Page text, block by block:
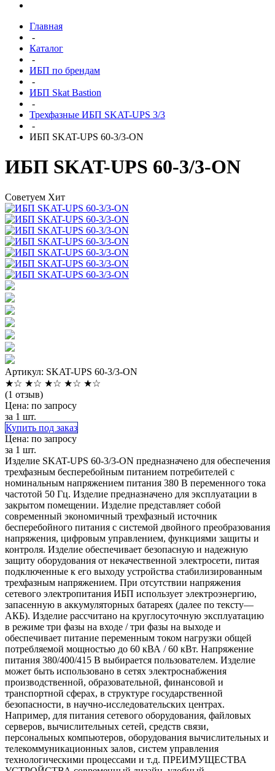
Главная
-
Каталог
-
ИБП по брендам
-
ИБП Skat Bastion
-
Трехфазные ИБП SKAT-UPS 3/3
-
ИБП SKAT-UPS 60-3/3-ON
ИБП SKAT-UPS 60-3/3-ON
Советуем Хит
Артикул: SKAT-UPS 60-3/3-ON
★☆ ★☆ ★☆ ★☆ ★☆
(1 отзыв)
Цена: по запросу
за 1 шт.
Купить под заказ
Цена: по запросу
за 1 шт.
Изделие SKAT-UPS 60-3/3-ON предназначено для обеспечения
трехфазным бесперебойным питанием потребителей с
номинальным напряжением питания 380 В переменного тока
частотой 50 Гц. Изделие предназначено для эксплуатации в
закрытом помещении. Изделие представляет собой
современный экономичный трехфазный источник
бесперебойного питания с системой двойного преобразования
напряжения, цифровым управлением, функциями защиты и
контроля. Изделие обеспечивает безопасную и надежную
защиту оборудования от некачественной электросети, питая
подключенные к его выходу устройства стабилизированным
трехфазным напряжением. При отсутствии напряжения
сетевого электропитания ИБП использует электроэнергию,
запасенную в аккумуляторных батареях (далее по тексту—
АКБ). Изделие рассчитано на круглосуточную эксплуатацию
в режиме три фазы на входе / три фазы на выходе и
обеспечивает питание переменным током нагрузки общей
потребляемой мощностью до 60 кВА / 60 кВт. Напряжение
питания 380/400/415 В выбирается пользователем. Изделие
может быть использовано в сетях электроснабжения
производственной, образовательной, финансовой и
транспортной сферах, в структуре государственной
безопасности, в научно-исследовательских центрах.
Например, для питания сетевого оборудования, файловых
серверов, вычислительных сетей, средств связи,
персональных компьютеров, оборудования вычислительных и
телекоммуникационных залов, систем управления
технологическими процессами и т.д. ПРЕИМУЩЕСТВА